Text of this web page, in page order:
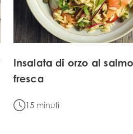
Mowi ItalyACTIVE
Mowi Netherlands
Insalata di orzo al
fresca
15 minuti